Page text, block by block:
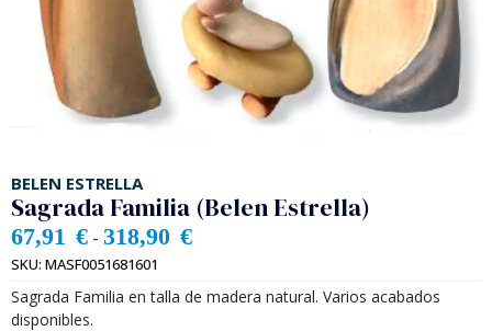
BELEN ESTRELLA
Sagrada Familia (Belen Estrella)
67,91 € - 318,90 €
SKU: MASF0051681601
Sagrada Familia en talla de madera natural. Varios acabados
disponibles.